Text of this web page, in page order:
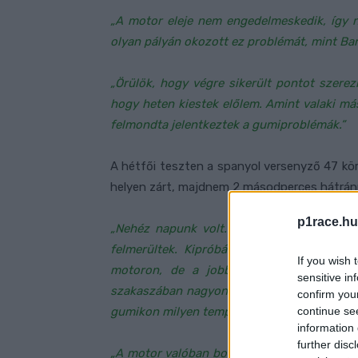
If you wish
sensitive
confirm
continue
information
further
„A motor eleje nem engedelmeskedik,
olyan pályán okozott ez problémát, mint
„Örülök, hogy végre sikerült pontot
hogy heten kiestek előlem. Amint valaki
felmondta jelentkeztek a gumiproblémák.”
A hétfői teszten a spanyol versenyző 47
helyen zárt, majdnem 2 másodperces
„Nehéz napunk volt. Nem futottam túl
felmerültek. Kipróbáltunk olyan
motoron, de a jobb köridők elérése
szakaszában nagyon sok időt
gumikon milyen tempóra vagyunk képesek.”
„A motor valóban bonyolult. Nagyon sok